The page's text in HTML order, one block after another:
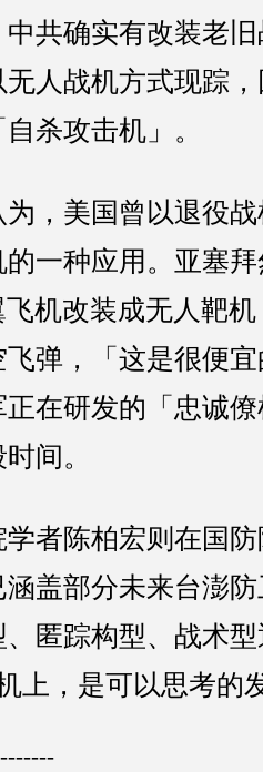
共确实有改装老
人战机方式现踪
杀攻击机」。
，美国曾以退役
一种应用。亚塞
机改装成无人靶
弹，「这是很便
在研发的「忠诚
间。
学者陈柏宏则在国
盖部分未来台澎
匿踪构型、战术
上，是可以思考的